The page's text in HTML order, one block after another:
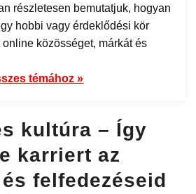
részletesen bemutatjuk, hogyan
hobbi vagy érdeklődési kör
közösséget, márkát és
témához »
kultúra – Így
karriert az
felfedezéseid